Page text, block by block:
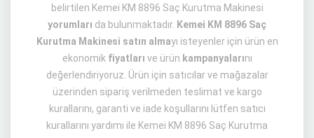
belirtilen Kemei KM 8896 Saç Kurutma Makinesi
yorumları da bulunmaktadır. Kemei KM 8896 Saç
Kurutma Makinesi satın almayı isteyenler için ürün en
ekonomik fiyatları ve ürün kampanyalarını
değerlendiriyoruz. Ürün için satıcılar ve mağazalar
üzerinden sipariş verilmeden teslimat ve kargo
kurallarını, garanti ve iade koşullarını lütfen satıcı
kurallarını yardımı ile Kemei KM 8896 Saç Kurutma